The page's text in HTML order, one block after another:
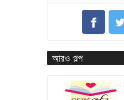
আরও গল্প